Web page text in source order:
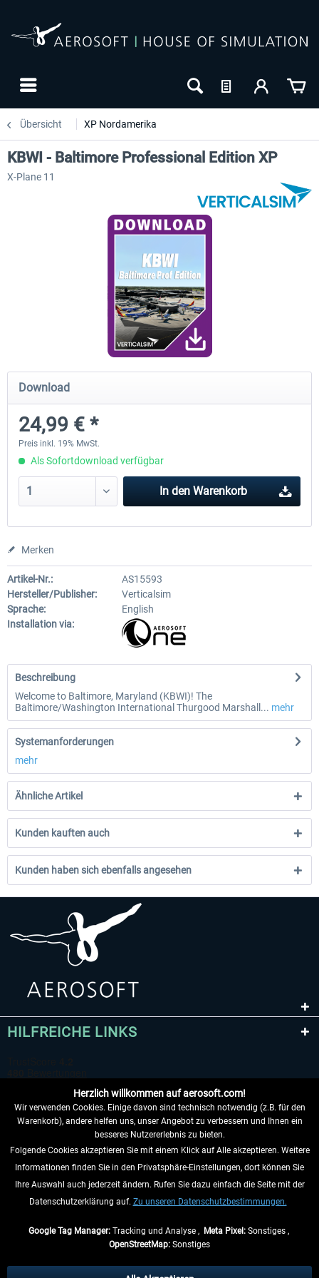
Übersicht XP Nordamerika
FunnerFlight - KSAN, KNZY & Naval
Base San...
19,95 € *
Saint Croix XP
KBWI - Baltimore Professional Edition XP
X-Plane 11
Download
24,99 € *
Preis inkl. 19% MwSt.
Als Sofortdownload verfügbar
In den Warenkorb
Merken
Artikel-Nr.:
AS15593
Hersteller/Publisher:
Verticalsim
Sprache:
English
Installation via:
Beschreibung
Welcome to Baltimore, Maryland (KBWI)! The
Baltimore/Washington International Thurgood Marshall... mehr
Systemanforderungen
mehr
Ähnliche Artikel
Kunden kauften auch
Kunden haben sich ebenfalls angesehen
HILFREICHE LINKS
VERTRAG WIDERRUFEN
INFORMATIONEN
Herzlich willkommen auf aerosoft.com!
Wir verwenden Cookies. Einige davon sind technisch notwendig (z.B. für den
Warenkorb), andere helfen uns, unser Angebot zu verbessern und Ihnen ein
besseres Nutzererlebnis zu bieten.
Folgende Cookies akzeptieren Sie mit einem Klick auf Alle akzeptieren. Weitere
Informationen finden Sie in den Privatsphäre-Einstellungen, dort können Sie
Ihre Auswahl auch jederzeit ändern. Rufen Sie dazu einfach die Seite mit der
Datenschutzerklärung auf. Zu unseren Datenschutzbestimmungen.
Google Tag Manager:Tracking und Analyse , Meta Pixel:Sonstiges ,
OpenStreetMap: Sonstiges